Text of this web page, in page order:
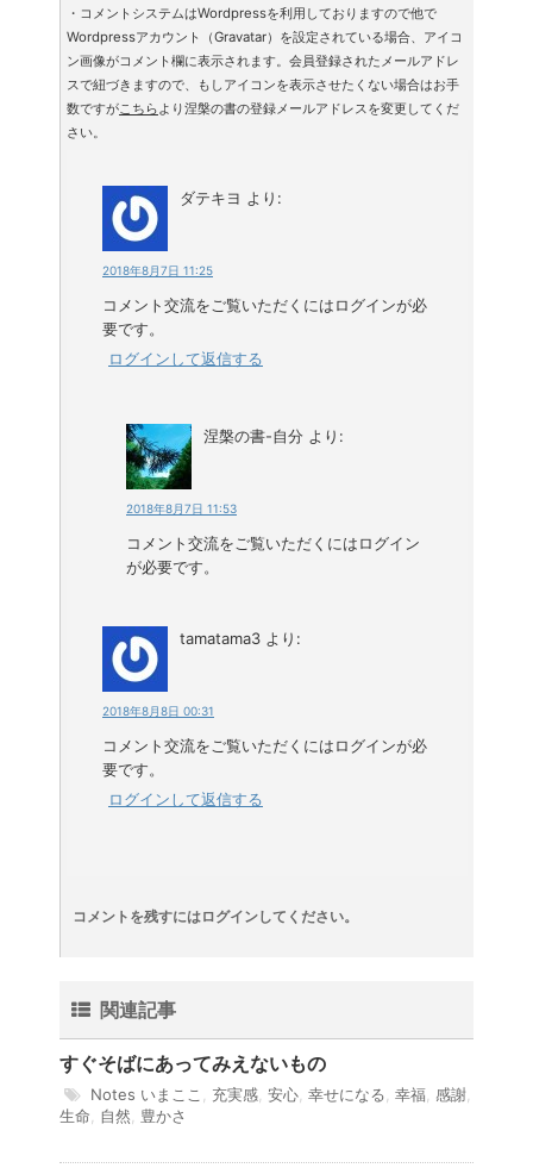
・コメントシステムはWordpressを利用しておりますので他で
Wordpressアカウント（Gravatar）を設定されている場合、アイコ
ン画像がコメント欄に表示されます。会員登録されたメールアドレ
スで紐づきますので、もしアイコンを表示させたくない場合はお手
数ですがこちらより涅槃の書の登録メールアドレスを変更してくだ
さい。
ダテキヨ より:
2018年8月7日 11:25
コメント交流をご覧いただくにはログインが必
要です。
ログインして返信する
涅槃の書-自分 より:
2018年8月7日 11:53
コメント交流をご覧いただくにはログイン
が必要です。
tamatama3 より:
2018年8月8日 00:31
コメント交流をご覧いただくにはログインが必
要です。
ログインして返信する
コメントを残すにはログインしてください。
関連記事
すぐそばにあってみえないもの
Notes いまここ 充実感 安心 幸せになる 幸福 感謝
生命
自然 豊かさ